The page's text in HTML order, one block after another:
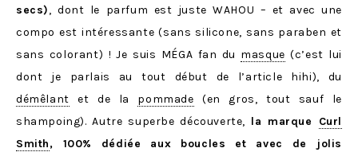
secs), dont le parfum est juste WAHOU – et avec une
compo est intéressante (sans silicone, sans paraben et
sans colorant) ! Je suis MÉGA fan du masque (c’est lui
dont je parlais au tout début de l’article hihi), du
démêlant et de la pommade (en gros, tout sauf le
shampoing). Autre superbe découverte, la marque Curl
Smith, 100% dédiée aux boucles et avec de jolis